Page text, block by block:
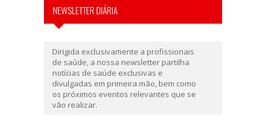
NEWSLETTER DIÁRIA
Dirigida exclusivamente a profissionais
de saúde, a nossa newsletter partilha
notícias de saúde exclusivas e
divulgadas em primeira mão, bem como
os próximos eventos relevantes que se
vão realizar.